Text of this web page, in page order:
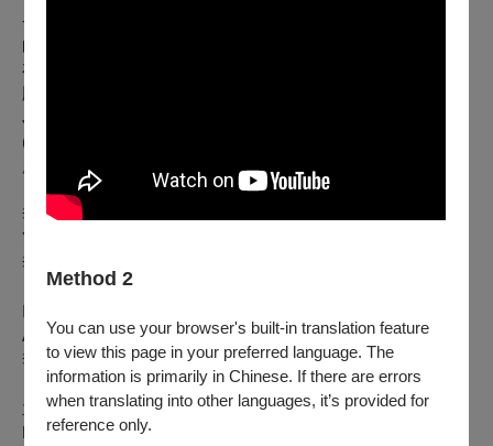
Method 2
You can use your browser's built-in translation feature
to view this page in your preferred language. The
information is primarily in Chinese. If there are errors
when translating into other languages, it’s provided for
reference only.
⸻
曲目
布拉姆斯：降 B 大調《海頓主題變奏曲》，作品 56b（雙鋼琴
版）
Johannes Brahms: Variations on a Theme by Haydn, Op. 56b
(for two pianos)
廖培均、傅聖涵｜PIANO
李元貞：鋼琴三重奏《雨黑黑》
Yuan-Chen Li: Piano Trio “Rain Noir Noir”
李純欣｜VIOLIN 盧易之｜PIANO 上地彩門｜CELLO
巴克斯：G大調第一號弦樂四重奏，作品199
Arnold Bax ：String Quartet No. 1 in G major, GP 199
李純欣、陳柏文｜VIOLIN 蔡弦修｜VIOLA 陳昱翰｜CELLO
孟德爾頌：降 E 大調弦樂八重奏，作品 20
Felix Mendelssohn: String Octet, Op. 20